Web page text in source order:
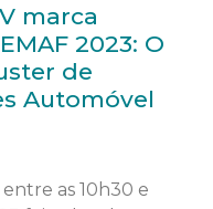
marca
2023: O
de
Automóvel
as 10h30 e